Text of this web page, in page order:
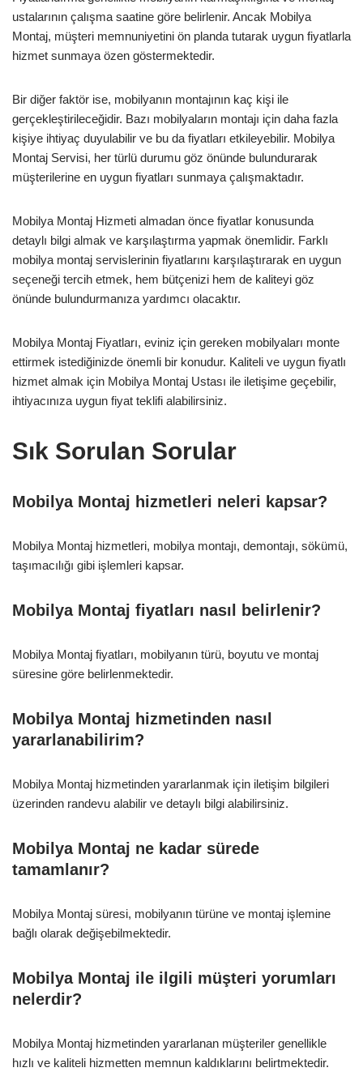
ustalarının çalışma saatine göre belirlenir. Ancak Mobilya
Montaj, müşteri memnuniyetini ön planda tutarak uygun fiyatlarla
hizmet sunmaya özen göstermektedir.
Bir diğer faktör ise, mobilyanın montajının kaç kişi ile
gerçekleştirileceğidir. Bazı mobilyaların montajı için daha fazla
kişiye ihtiyaç duyulabilir ve bu da fiyatları etkileyebilir. Mobilya
Montaj Servisi, her türlü durumu göz önünde bulundurarak
müşterilerine en uygun fiyatları sunmaya çalışmaktadır.
Mobilya Montaj Hizmeti almadan önce fiyatlar konusunda
detaylı bilgi almak ve karşılaştırma yapmak önemlidir. Farklı
mobilya montaj servislerinin fiyatlarını karşılaştırarak en uygun
seçeneği tercih etmek, hem bütçenizi hem de kaliteyi göz
önünde bulundurmanıza yardımcı olacaktır.
Mobilya Montaj Fiyatları, eviniz için gereken mobilyaları monte
ettirmek istediğinizde önemli bir konudur. Kaliteli ve uygun fiyatlı
hizmet almak için Mobilya Montaj Ustası ile iletişime geçebilir,
ihtiyacınıza uygun fiyat teklifi alabilirsiniz.
Sık Sorulan Sorular
Mobilya Montaj hizmetleri neleri kapsar?
Mobilya Montaj hizmetleri, mobilya montajı, demontajı, sökümü,
taşımacılığı gibi işlemleri kapsar.
Mobilya Montaj fiyatları nasıl belirlenir?
Mobilya Montaj fiyatları, mobilyanın türü, boyutu ve montaj
süresine göre belirlenmektedir.
Mobilya Montaj hizmetinden nasıl
yararlanabilirim?
Mobilya Montaj hizmetinden yararlanmak için iletişim bilgileri
üzerinden randevu alabilir ve detaylı bilgi alabilirsiniz.
Mobilya Montaj ne kadar sürede
tamamlanır?
Mobilya Montaj süresi, mobilyanın türüne ve montaj işlemine
bağlı olarak değişebilmektedir.
Mobilya Montaj ile ilgili müşteri yorumları
nelerdir?
Mobilya Montaj hizmetinden yararlanan müşteriler genellikle
hızlı ve kaliteli hizmetten memnun kaldıklarını belirtmektedir.